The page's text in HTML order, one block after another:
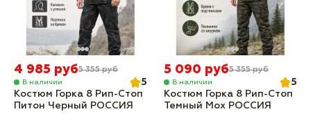
4 985 руб5 355 руб
В наличии
5
Костюм Горка 8 Рип-Стоп
Питон Черный РОССИЯ
5 090 руб5 355 руб
В наличии
5
Костюм Горка 8 Рип-Стоп
Темный Мох РОССИЯ